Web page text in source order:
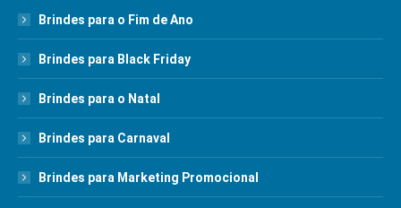
Brindes para o Fim de Ano
Brindes para Black Friday
Brindes para o Natal
Brindes para Carnaval
Brindes para Marketing Promocional